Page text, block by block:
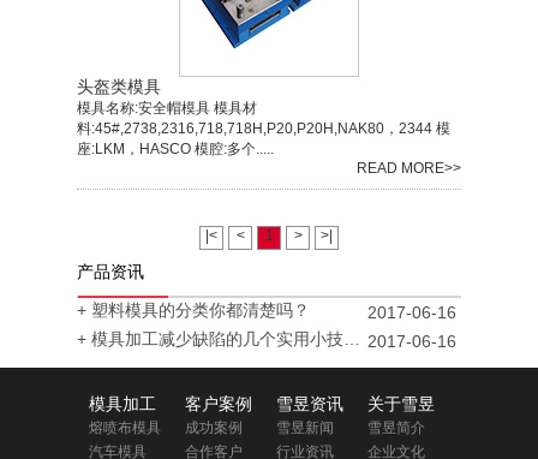
头盔类模具
模具名称:安全帽模具 模具材
料:45#,2738,2316,718,718H,P20,P20H,NAK80，2344 模
座:LKM，HASCO 模腔:多个.....
READ MORE>>
|< < 1 > >|
产品资讯
+ 塑料模具的分类你都清楚吗？
2017-06-16
+ 模具加工减少缺陷的几个实用小技巧... 2017-06-16
模具加工
熔喷布模具
汽车模具
客户案例
成功案例
合作客户
雪昱资讯
雪昱新闻
行业资讯
关于雪昱
雪昱简介
企业文化